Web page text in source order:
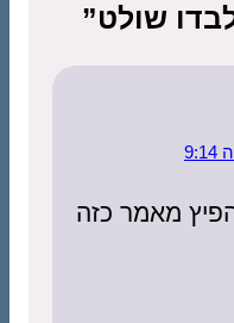
שולט”
מאמר כזה